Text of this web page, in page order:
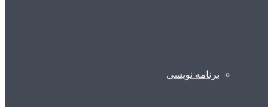
برنامه نویسی